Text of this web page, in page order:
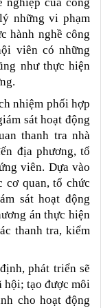
những vi phạm
hành nghề công
viên có những
như thực hiện
nhiệm phối hợp
sát hoạt động
thanh tra nhà
địa phương, tổ
viên. Dựa vào
cơ quan, tổ chức
sát hoạt động
án thực hiện
thanh tra, kiểm
phát triển sẽ
hội; tạo được môi
cho hoạt động